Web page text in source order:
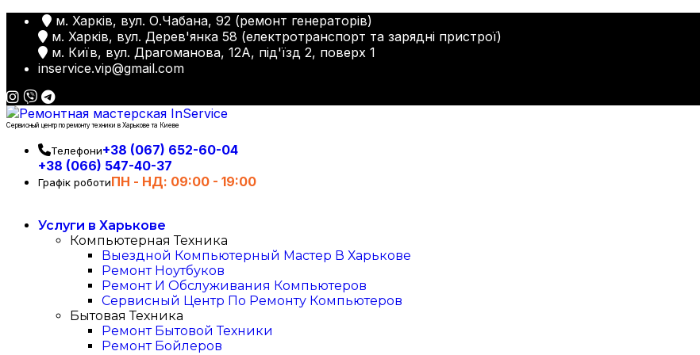
м. Харків, вул. О.Чабана, 92 (ремонт генераторів)
м. Харків, вул. Дерев'янка 58 (електротранспорт та зарядні пристрої)
м. Київ, вул. Драгоманова, 12А, під'їзд 2, поверх 1
inservice.vip@gmail.com
Сервисный центр по ремонту техники в Харькове та Киеве
Телефони+38 (067) 652-60-04
+38 (066) 547-40-37
Графік роботиПН - НД: 09:00 - 19:00
Услуги в Харькове
Компьютерная Техника
Выездной Компьютерный Мастер В Харькове
Ремонт Ноутбуков
Ремонт И Обслуживания Компьютеров
Сервисный Центр По Ремонту Компьютеров
Бытовая Техника
Ремонт Бытовой Техники
Ремонт Бойлеров